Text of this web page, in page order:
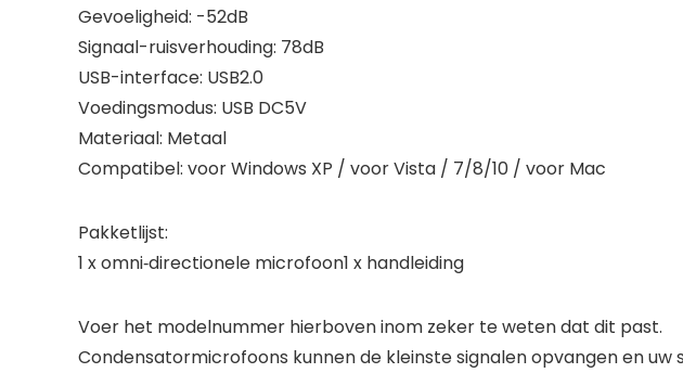
Gevoeligheid: -52dB
Signaal-ruisverhouding: 78dB
USB-interface: USB2.0
Voedingsmodus: USB DC5V
Materiaal: Metaal
Compatibel: voor Windows XP / voor Vista / 7/8/10 / voor Mac
Pakketlijst:
1 x omni‑directionele microfoon1 x handleiding
Voer het modelnummer hierboven inom zeker te weten dat dit past.
Condensatormicrofoons kunnen de kleinste signalen opvangen en